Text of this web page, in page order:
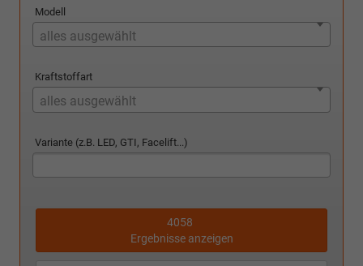
Modell
alles ausgewählt
Kraftstoffart
alles ausgewählt
Variante (z.B. LED, GTI, Facelift...)
4058
Ergebnisse anzeigen